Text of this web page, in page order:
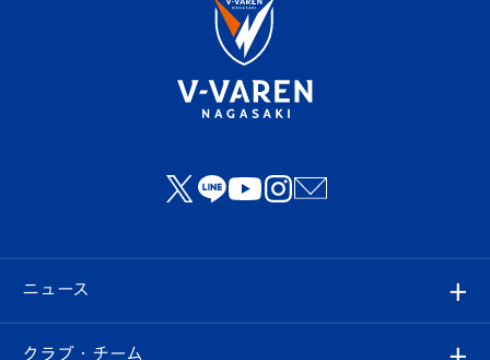
ニュース
すべて
クラブ・チーム